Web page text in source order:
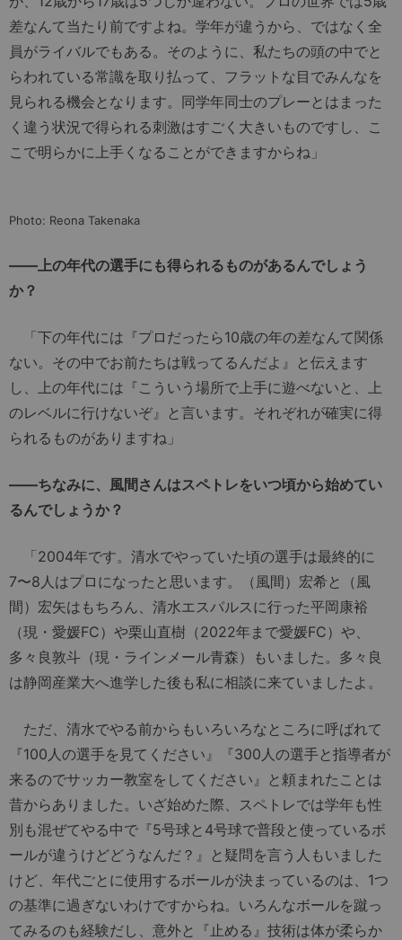
差なんて当たり前ですよね。学年が違うから、ではなく全
員がライバルでもある。そのように、私たちの頭の中でと
らわれている常識を取り払って、フラットな目でみんなを
見られる機会となります。同学年同士のプレーとはまった
く違う状況で得られる刺激はすごく大きいものですし、こ
こで明らかに上手くなることができますからね」
Photo: Reona Takenaka
――上の年代の選手にも得られるものがあるんでしょう
か？
「下の年代には『プロだったら10歳の年の差なんて関係
ない。その中でお前たちは戦ってるんだよ』と伝えます
し、上の年代には『こういう場所で上手に遊べないと、上
のレベルに行けないぞ』と言います。それぞれが確実に得
られるものがありますね」
――ちなみに、風間さんはスペトレをいつ頃から始めてい
るんでしょうか？
「2004年です。清水でやっていた頃の選手は最終的に
7〜8人はプロになったと思います。（風間）宏希と（風
間）宏矢はもちろん、清水エスパルスに行った平岡康裕
（現・愛媛FC）や栗山直樹（2022年まで愛媛FC）や、
多々良敦斗（現・ラインメール青森）もいました。多々良
は静岡産業大へ進学した後も私に相談に来ていましたよ。
ただ、清水でやる前からもいろいろなところに呼ばれて
『100人の選手を見てください』『300人の選手と指導者が
来るのでサッカー教室をしてください』と頼まれたことは
昔からありました。いざ始めた際、スペトレでは学年も性
別も混ぜてやる中で『5号球と4号球で普段と使っているボ
ールが違うけどどうなんだ？』と疑問を言う人もいました
けど、年代ごとに使用するボールが決まっているのは、1つ
の基準に過ぎないわけですからね。いろんなボールを蹴っ
てみるのも経験だし、意外と『止める』技術は体が柔らか